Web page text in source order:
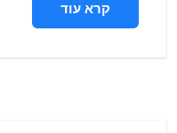
קרא עוד